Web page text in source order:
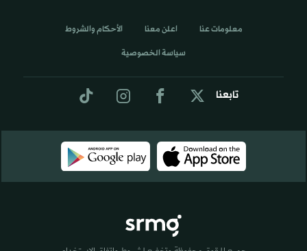
تابعنا
معلومات عنا اعلن معنا الأحكام والشروط
سياسة الخصوصية